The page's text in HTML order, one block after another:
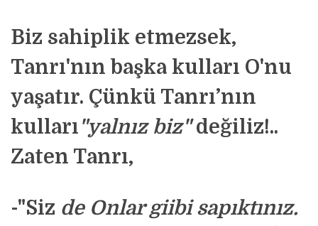
Biz sahiplik etmezsek,
Tanrı'nın başka kulları O'nu
yaşatır. Çünkü Tanrı’nın
kulları"yalnız biz"değiliz!..
Zaten Tanrı,
-"Siz de Onlar giibi sapıktınız.